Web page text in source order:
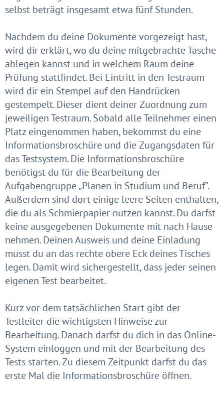
selbst beträgt insgesamt etwa fünf Stunden.
Nachdem du deine Dokumente vorgezeigt hast,
wird dir erklärt, wo du deine mitgebrachte Tasche
ablegen kannst und in welchem Raum deine
Prüfung stattfindet. Bei Eintritt in den Testraum
wird dir ein Stempel auf den Handrücken
gestempelt. Dieser dient deiner Zuordnung zum
jeweiligen Testraum. Sobald alle Teilnehmer einen
Platz eingenommen haben, bekommst du eine
Informationsbroschüre und die Zugangsdaten für
das Testsystem. Die Informationsbroschüre
benötigst du für die Bearbeitung der
Aufgabengruppe „Planen in Studium und Beruf”.
Außerdem sind dort einige leere Seiten enthalten,
die du als Schmierpapier nutzen kannst. Du darfst
keine ausgegebenen Dokumente mit nach Hause
nehmen. Deinen Ausweis und deine Einladung
musst du an das rechte obere Eck deines Tisches
legen. Damit wird sichergestellt, dass jeder seinen
eigenen Test bearbeitet.
Kurz vor dem tatsächlichen Start gibt der
Testleiter die wichtigsten Hinweise zur
Bearbeitung. Danach darfst du dich in das Online-
System einloggen und mit der Bearbeitung des
Tests starten. Zu diesem Zeitpunkt darfst du das
erste Mal die Informationsbroschüre öffnen.